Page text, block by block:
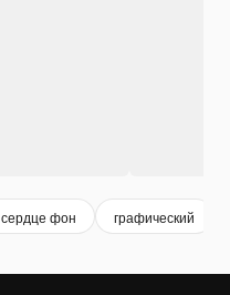
сердце фон графический